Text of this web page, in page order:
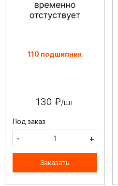
110 подшипник
130 ₽/шт
Под заказ
- +
Заказать